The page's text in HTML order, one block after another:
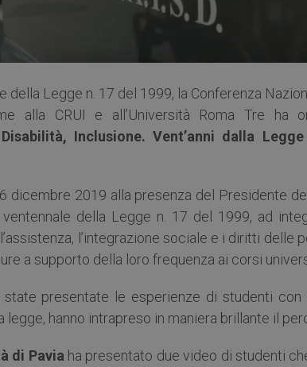
della Legge n. 17 del 1999, la Conferenza
alla CRUI e all’Università Roma Tre ha
Inclusione. Vent’anni dalla
dicembre 2019 alla presenza del Presidente
della Legge n. 17 del 1999, ad
l’integrazione sociale e i diritti delle
a supporto della loro frequenza ai corsi
state presentate le esperienze di studenti
hanno intrapreso in maniera brillante il
di Pavia ha presentato due video di studenti